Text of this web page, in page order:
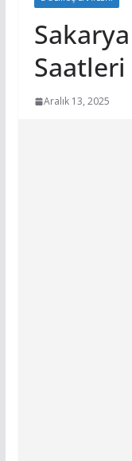
Saatleri
Aralık 13, 2025